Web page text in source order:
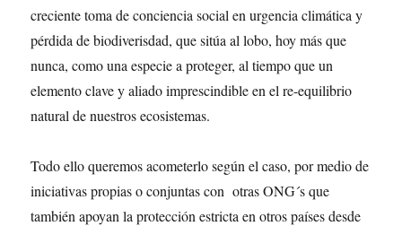
creciente toma de conciencia social en urgencia climática y
pérdida de biodiverisdad, que sitúa al lobo, hoy más que
nunca, como una especie a proteger, al tiempo que un
elemento clave y aliado imprescindible en el re-equilibrio
natural de nuestros ecosistemas.
Todo ello queremos acometerlo según el caso, por medio de
iniciativas propias o conjuntas con otras ONG´s que
también apoyan la protección estricta en otros países desde